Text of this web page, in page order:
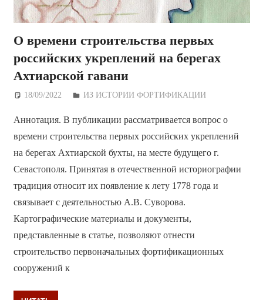
О времени строительства первых
российских укреплений на берегах
Ахтиарской гавани
18/09/2022 Дежурный по Редакции
ИЗ ИСТОРИИ ФОРТИФИКАЦИИ
Аннотация. В публикации рассматривается вопрос о
времени строительства первых российских укреплений
на берегах Ахтиарской бухты, на месте будущего г.
Севастополя. Принятая в отечественной историографии
традиция относит их появление к лету 1778 года и
связывает с деятельностью А.В. Суворова.
Картографические материалы и документы,
представленные в статье, позволяют отнести
строительство первоначальных фортификационных
сооружений к